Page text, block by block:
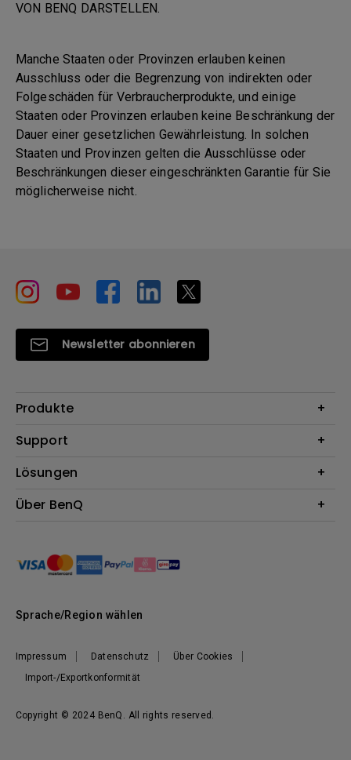
VON BENQ DARSTELLEN.
Manche Staaten oder Provinzen erlauben keinen
Ausschluss oder die Begrenzung von indirekten oder
Folgeschäden für Verbraucherprodukte, und einige
Staaten oder Provinzen erlauben keine Beschränkung der
Dauer einer gesetzlichen Gewährleistung. In solchen
Staaten und Provinzen gelten die Ausschlüsse oder
Beschränkungen dieser eingeschränkten Garantie für Sie
möglicherweise nicht.
Newsletter abonnieren
Produkte
Beamer
Lampen
Webcams
Support
Kontakt
Reparaturservice
BenQ Blog
Lösungen
Für Unternehmen
Über BenQ
Nachhaltigkeit
News
Copyright © 2024 BenQ. All rights reserved.
Impressum Datenschutz
Über Cookies
Import-/Exportkonformität
Sprache/Region wählen